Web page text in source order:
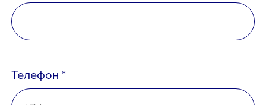
Email *
Вопрос *
Телефон *